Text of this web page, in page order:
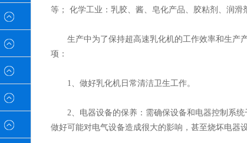
等； 化学工业：乳胶、酱、皂化产品、胶粘剂、润滑
生产中为了保持超高速乳化机的工作效率和生产产
项：
1、做好乳化机日常清洁卫生工作。
2、电器设备的保养：需确保设备和电器控制系统
做好可能对电气设备造成很大的影响，甚至烧坏电器